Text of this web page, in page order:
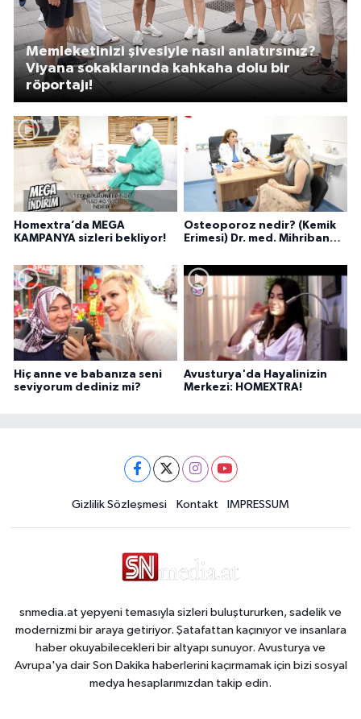
Homextra’da MEGA
KAMPANYA sizleri bekliyor!
Osteoporoz nedir? (Kemik
Erimesi) Dr. med. Mihriban
Memleketinizi şivesiyle nasıl anlatırsınız?
Viyana sokaklarında kahkaha dolu bir
röportajı!
Hiç anne ve babanıza seni
seviyorum dediniz mi?
Avusturya'da Hayalinizin
Merkezi: HOMEXTRA!
Gizlilik Sözleşmesi Kontakt IMPRESSUM
snmedia.at yepyeni temasıyla sizleri buluştururken, sadelik ve
modernizmi bir araya getiriyor. Şatafattan kaçınıyor ve insanlara
haber okuyabilecekleri bir altyapı sunuyor. Avusturya ve
Avrupa'ya dair Son Dakika haberlerini kaçırmamak için bizi sosyal
medya hesaplarımızdan takip edin.